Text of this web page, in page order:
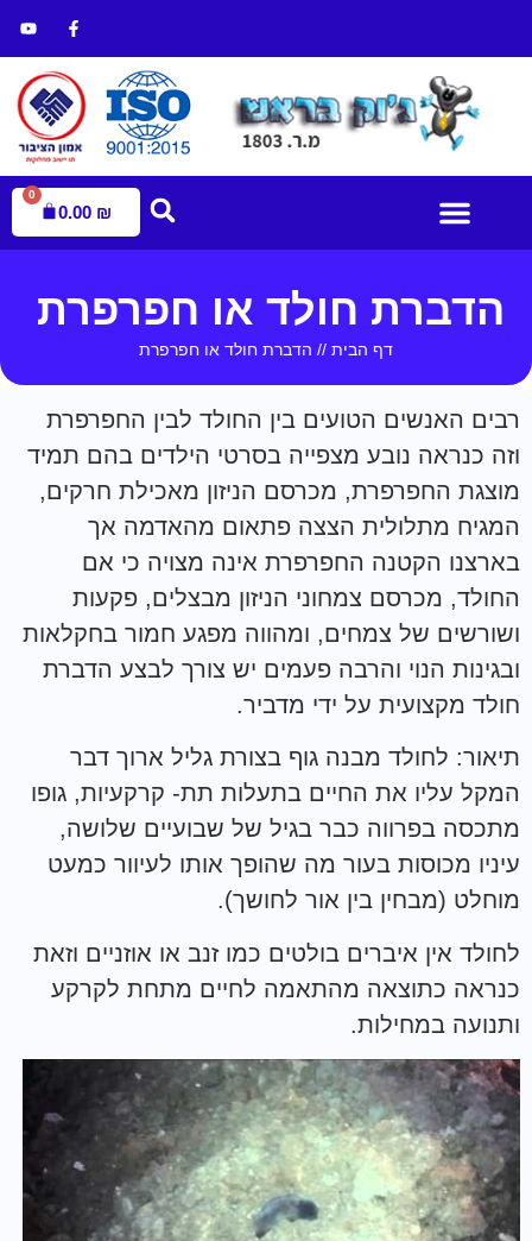
0.00 ₪
0
הדברת חולד או חפרפרת
דף הבית // הדברת חולד או חפרפרת
רבים האנשים הטועים בין החולד לבין החפרפרת
וזה כנראה נובע מצפייה בסרטי הילדים בהם תמיד
מוצגת החפרפרת, מכרסם הניזון מאכילת חרקים,
המגיח מתלולית הצצה פתאום מהאדמה אך
בארצנו הקטנה החפרפרת אינה מצויה כי אם
החולד, מכרסם צמחוני הניזון מבצלים, פקעות
ושורשים של צמחים, ומהווה מפגע חמור בחקלאות
ובגינות הנוי והרבה פעמים יש צורך לבצע הדברת
חולד מקצועית על ידי מדביר.
תיאור: לחולד מבנה גוף בצורת גליל ארוך דבר
המקל עליו את החיים בתעלות תת- קרקעיות, גופו
מתכסה בפרווה כבר בגיל של שבועיים שלושה,
עיניו מכוסות בעור מה שהופך אותו לעיוור כמעט
מוחלט (מבחין בין אור לחושך).
לחולד אין איברים בולטים כמו זנב או אוזניים וזאת
כנראה כתוצאה מהתאמה לחיים מתחת לקרקע
ותנועה במחילות.